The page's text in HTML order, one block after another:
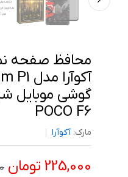
محافظ صفحه
POCO F6
مارک:آکوآرا
225,000 تومان